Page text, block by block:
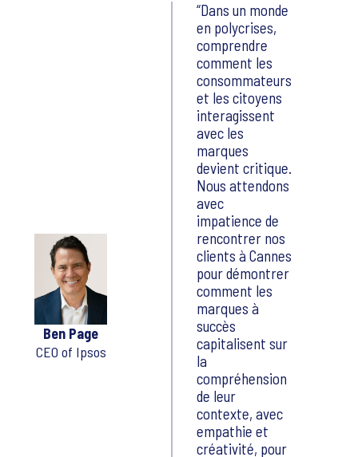
Ben Page
CEO of Ipsos
Dans un monde
en polycrises,
comprendre
comment les
consommateurs
et les citoyens
interagissent
avec les
marques
devient critique.
Nous attendons
avec
impatience de
rencontrer nos
clients à Cannes
pour démontrer
comment les
marques à
succès
capitalisent sur
la
compréhension
de leur
contexte, avec
empathie et
créativité, pour